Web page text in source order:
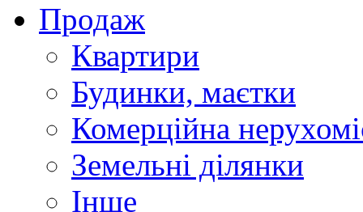
Продаж
Квартири
Будинки, маєтки
Комерційна
Земельні ділянки
Інше